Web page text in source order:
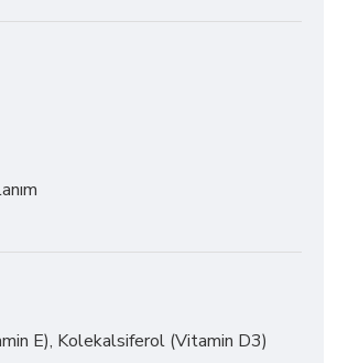
E), Kolekalsiferol (Vitamin D3)